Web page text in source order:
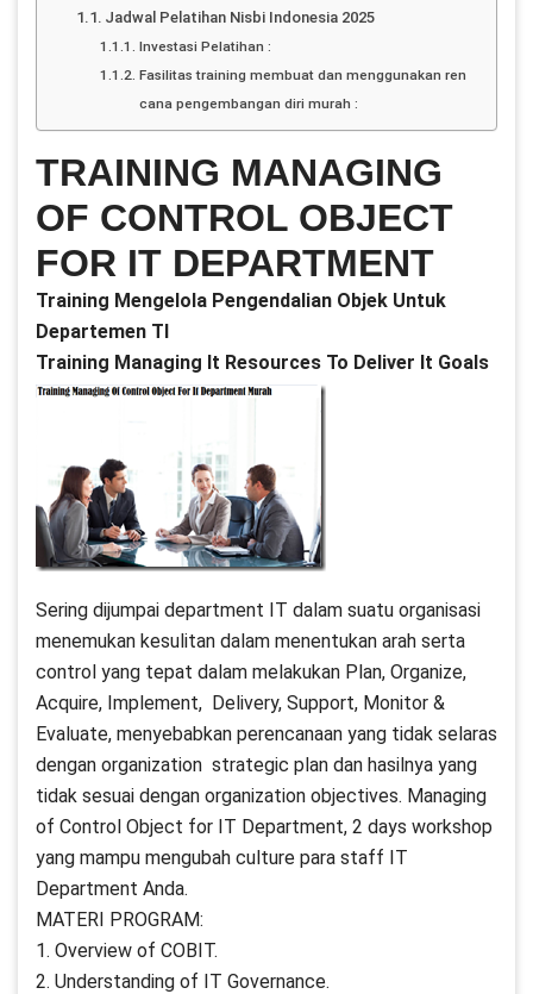
Jadwal Pelatihan Nisbi Indonesia 2025
Investasi Pelatihan :
Fasilitas training membuat dan menggunakan ren
cana pengembangan diri murah :
TRAINING MANAGING
OF CONTROL OBJECT
FOR IT DEPARTMENT
Training Mengelola Pengendalian Objek Untuk
Departemen TI
Training Managing It Resources To Deliver It Goals
Sering dijumpai department IT dalam suatu organisasi
menemukan kesulitan dalam menentukan arah serta
control yang tepat dalam melakukan Plan, Organize,
Acquire, Implement, Delivery, Support, Monitor &
Evaluate, menyebabkan perencanaan yang tidak selaras
dengan organization strategic plan dan hasilnya yang
tidak sesuai dengan organization objectives. Managing
of Control Object for IT Department, 2 days workshop
yang mampu mengubah culture para staff IT
Department Anda.
MATERI PROGRAM:
1. Overview of COBIT.
2. Understanding of IT Governance.